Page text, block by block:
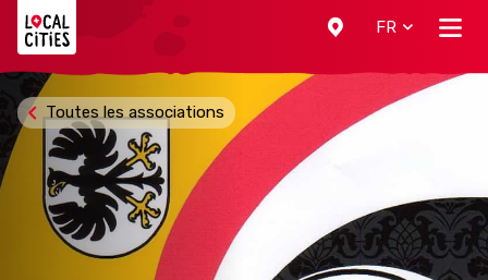
FR
Toutes les associations